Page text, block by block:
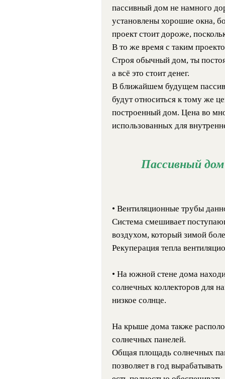
пассивный дом не намного
установлены хорошие окна,
проект стоит дороже,
В то же время с таким
Строя обычный дом, ты
а всё это стоит денег.
В ближайшем будущем
будут относиться к тому же
построенный дом. Цена во
использованных для
Пассивный
• Вентиляционные трубы
Система смешивает
воздухом, который зимой
Рекуперация тепла
• На южной стене дома
солнечных коллекторов для
низкое солнце.
На крыше дома также
солнечных панелей.
Общая площадь солнечных
позволяет в год